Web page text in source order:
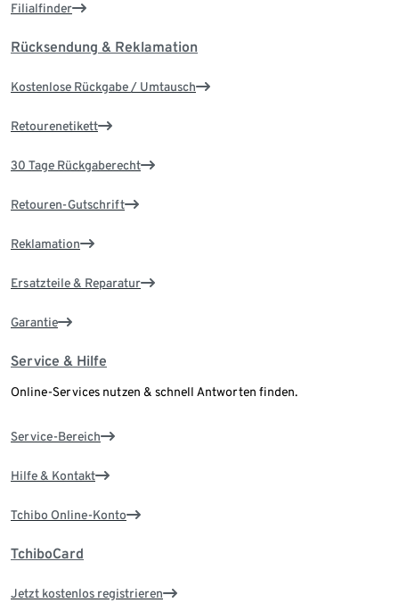
Filialfinder
Rücksendung & Reklamation
Kostenlose Rückgabe / Umtausch
Retourenetikett
30 Tage Rückgaberecht
Retouren-Gutschrift
Reklamation
Ersatzteile & Reparatur
Garantie
Service & Hilfe
Online-Services nutzen & schnell Antworten finden.
Service-Bereich
Hilfe & Kontakt
Tchibo Online-Konto
TchiboCard
Jetzt kostenlos registrieren